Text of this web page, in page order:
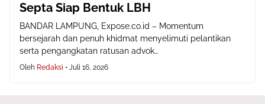
Septa Siap Bentuk LBH
BANDAR LAMPUNG, Expose.co.id – Momentum
bersejarah dan penuh khidmat menyelimuti pelantikan
serta pengangkatan ratusan advok…
Oleh Redaksi • Juli 16, 2026